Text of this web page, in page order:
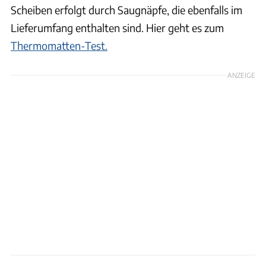
Scheiben erfolgt durch Saugnäpfe, die ebenfalls im
Lieferumfang enthalten sind. Hier geht es zum
Thermomatten-Test.
ANZEIGE